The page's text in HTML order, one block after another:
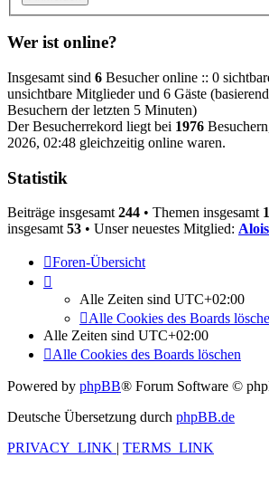
Wer ist online?
Insgesamt sind 6 Besucher online :: 0
unsichtbare Mitglieder und 6 Gäste
Besuchern der letzten 5 Minuten)
Der Besucherrekord liegt bei 1976
2026, 02:48 gleichzeitig online waren.
Statistik
Beiträge insgesamt 244 • Themen insgesamt
insgesamt 53 • Unser neuestes Mitglied:
Foren-Übersicht
Alle Zeiten sind UTC+02:00
Alle Cookies des Boards
Alle Zeiten sind UTC+02:00
Alle Cookies des Boards löschen
Powered by phpBB® Forum Software ©
Deutsche Übersetzung durch phpBB.de
PRIVACY_LINK | TERMS_LINK